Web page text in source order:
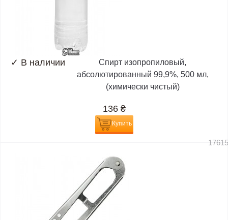
✓ В наличии
Спирт изопропиловый,
абсолютированный 99,9%, 500 мл,
(химически чистый)
136 ₴
Купить